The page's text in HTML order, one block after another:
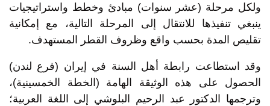
ولكل مرحلة (عشر سنوات) مبادئ وخطط واستراتيجيات
ينبغي تنفيذها للانتقال إلى المرحلة التالية، مع إمكانية
تقليص المدة بحسب واقع وظروف القطر المستهدف.
وقد استطاعت رابطة أهل السنة في إيران (فرع لندن)
الحصول على هذه الوثيقة الهامة (الخطة الخمسينية)،
وترجمها الدكتور عبد الرحيم البلوشي إلى اللغة العربية؛